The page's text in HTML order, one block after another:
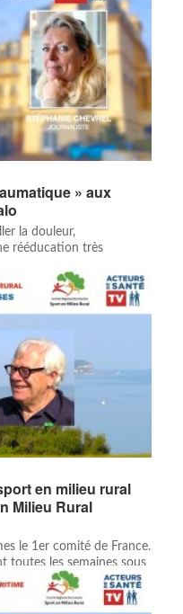
» aux
la douleur,
rééducation très
en milieu rural
Milieu Rural
le 1er comité de France.
toutes les semaines sous